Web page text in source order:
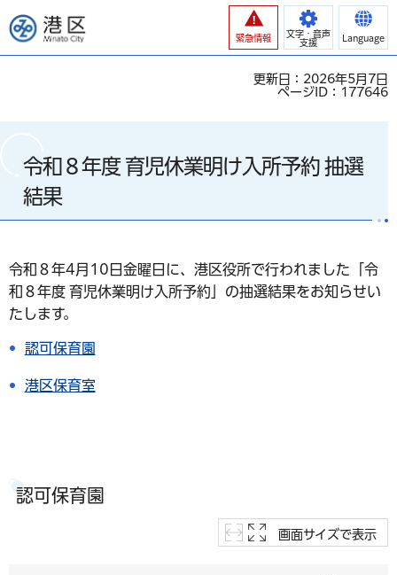
港区
緊急情報
文字・音声
支援
Language
更新日：2026年5月7日
ページID：177646
令和８年度 育児休業明け入所予約 抽選
結果
令和８年4月10日金曜日に、港区役所で行われました「令
和８年度 育児休業明け入所予約」の抽選結果をお知らせい
たします。
認可保育園
港区保育室
認可保育園
画面サイズで表示